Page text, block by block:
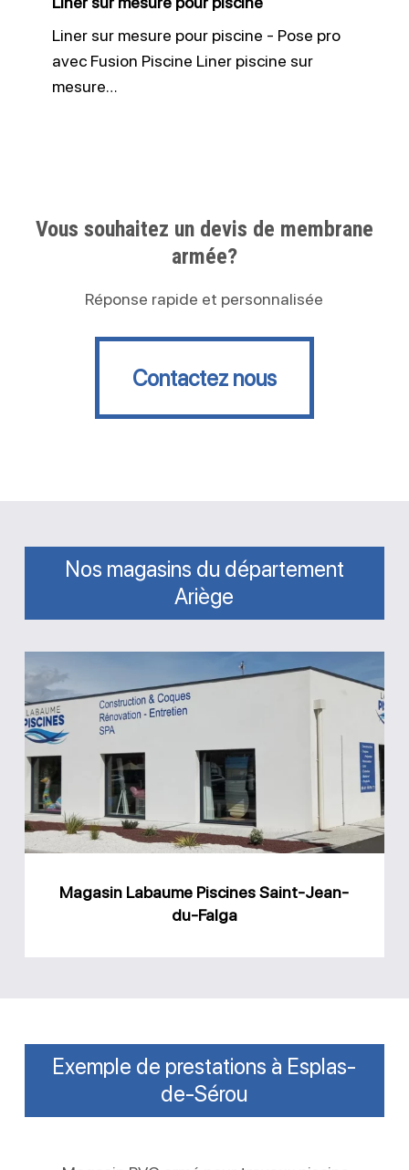
Liner sur mesure pour piscine - Pose pro
avec Fusion Piscine Liner piscine sur
mesure…
Vous souhaitez un devis de membrane
armée?
Réponse rapide et personnalisée
Contactez nous
Contactez nous
Nos magasins du département
Ariège
Magasin
Saint-
Jean-
du-
Falga
Magasin Labaume Piscines Saint-Jean-
du-Falga
Exemple de prestations à Esplas-
de-Sérou